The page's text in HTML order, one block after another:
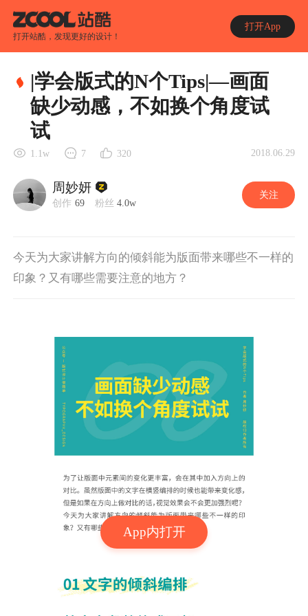
打开站酷，发现更好的设计！
打开App
App内打开
|学会版式的N个Tips|—画面
缺少动感，不如换个角度试
试
1.1w 7 320 2018.06.29
周妙妍
创作 69 粉丝 4.0w
关注
今天为大家讲解方向的倾斜能为版面带来哪些不一样的
印象？又有哪些需要注意的地方？